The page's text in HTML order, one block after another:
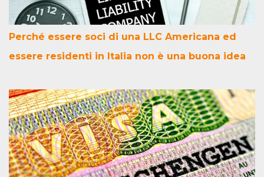
Perché essere soci di una LLC Americana ed
essere residenti in Italia non è una buona idea